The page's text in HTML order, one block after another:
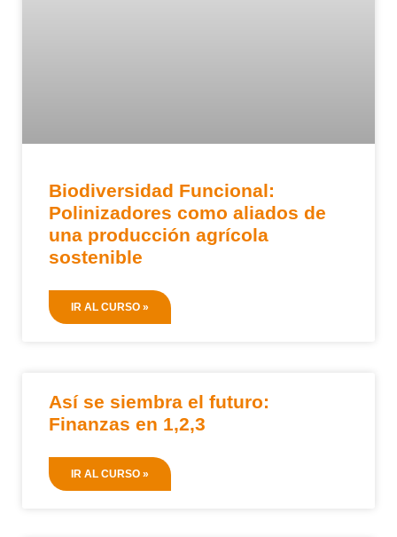
Biodiversidad Funcional:
Polinizadores como aliados de
una producción agrícola
sostenible
IR AL CURSO »
Así se siembra el futuro:
Finanzas en 1,2,3
IR AL CURSO »